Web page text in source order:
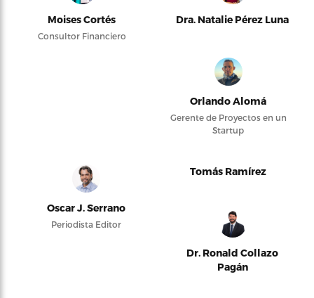
Moises Cortés
Consultor Financiero
Dra. Natalie Pérez Luna
Orlando Alomá
Gerente de Proyectos en un
Startup
Oscar J. Serrano
Periodista Editor
Tomás Ramírez
Dr. Ronald Collazo
Pagán